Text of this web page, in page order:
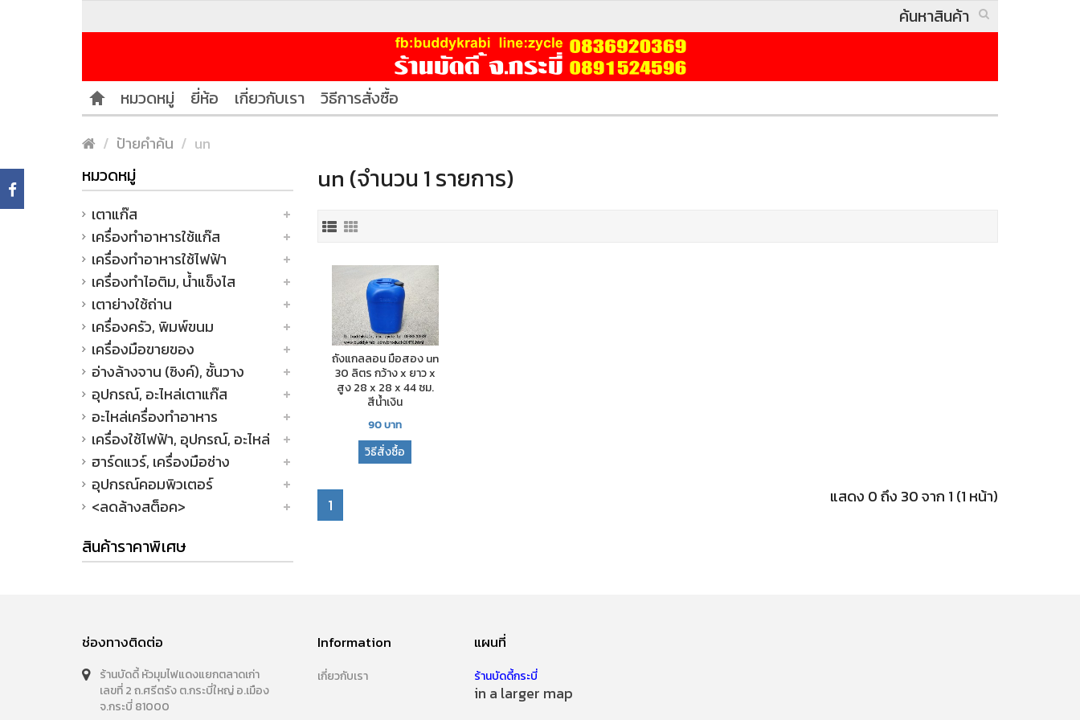
หมวดหมู่ ยี่ห้อ เกี่ยวกับเรา วิธีการสั่งซื้อ
ป้ายคำค้น un
หมวดหมู่
เตาแก๊ส
เครื่องทำอาหารใช้แก๊ส
เครื่องทำอาหารใช้ไฟฟ้า
เครื่องทำไอติม, น้ำแข็งไส
เตาย่างใช้ถ่าน
เครื่องครัว, พิมพ์ขนม
เครื่องมือขายของ
อ่างล้างจาน (ซิงค์), ชั้นวาง
อุปกรณ์, อะไหล่เตาแก๊ส
อะไหล่เครื่องทำอาหาร
เครื่องใช้ไฟฟ้า, อุปกรณ์, อะไหล่
ฮาร์ดแวร์, เครื่องมือช่าง
อุปกรณ์คอมพิวเตอร์
<ลดล้างสต็อค>
สินค้าราคาพิเศษ
un (จำนวน 1 รายการ)
ถังแกลลอน มือสอง un
30 ลิตร กว้าง x ยาว x
สูง 28 x 28 x 44 ซม.
สีน้ำเงิน
90บาท
วิธีสั่งซื้อ
1 แสดง 0 ถึง 30 จาก 1 (1 หน้า)
ช่องทางติดต่อ
ร้านบัดดี้ หัวมุมไฟแดงแยกตลาดเก่า
เลขที่ 2 ถ.ศรีตรัง ต.กระบี่ใหญ่ อ.เมือง
จ.กระบี่ 81000
Information
เกี่ยวกับเรา
แผนที่
ร้านบัดดี้กระบี่
in a larger map